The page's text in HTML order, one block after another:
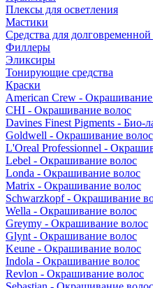
Плексы для осветления
Мастики
Средства для
Филлеры
Эликсиры
Тонирующие средства
Краски
American Crew -
CHI - Окрашивание волос
Davines Finest Pigments - Био-
Goldwell - Окрашивание волос
L'Oreal Professionnel -
Lebel - Окрашивание волос
Londa - Окрашивание волос
Matrix - Окрашивание волос
Schwarzkopf - Окрашивание
Wella - Окрашивание волос
Greymy - Окрашивание волос
Glynt - Окрашивание волос
Keune - Окрашивание волос
Indola - Окрашивание волос
Revlon - Окрашивание волос